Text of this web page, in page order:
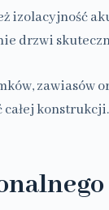
izolacyjność
drzwi
zawiasów
całej konstrukcji.